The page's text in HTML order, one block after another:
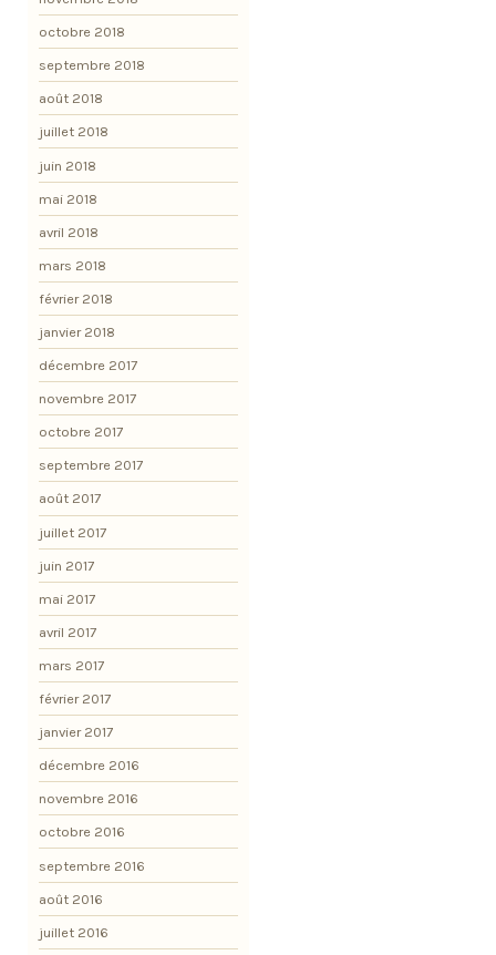
octobre 2018
septembre 2018
août 2018
juillet 2018
juin 2018
mai 2018
avril 2018
mars 2018
février 2018
janvier 2018
décembre 2017
novembre 2017
octobre 2017
septembre 2017
août 2017
juillet 2017
juin 2017
mai 2017
avril 2017
mars 2017
février 2017
janvier 2017
décembre 2016
novembre 2016
octobre 2016
septembre 2016
août 2016
juillet 2016